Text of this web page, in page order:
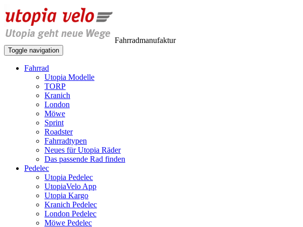
Fahrradmanufaktur
Toggle navigation
Fahrrad
Utopia Modelle
TORP
Kranich
London
Möwe
Sprint
Roadster
Fahrradtypen
Neues für Utopia Räder
Das passende Rad finden
Pedelec
Utopia Pedelec
UtopiaVelo App
Utopia Kargo
Kranich Pedelec
London Pedelec
Möwe Pedelec